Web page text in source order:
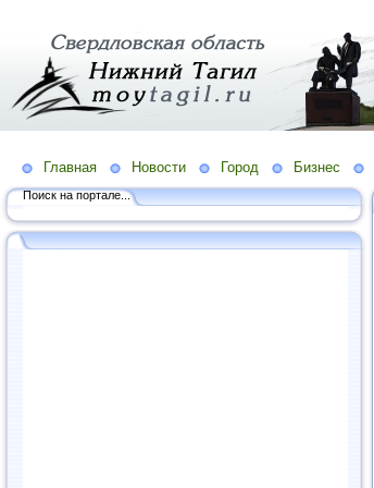
Главная Новости Город Бизнес
Поиск на портале...